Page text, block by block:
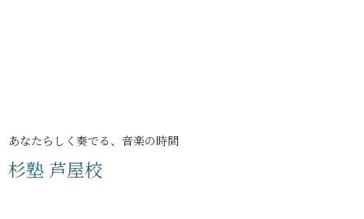
あなたらしく奏でる、音楽の時間
杉塾 芦屋校